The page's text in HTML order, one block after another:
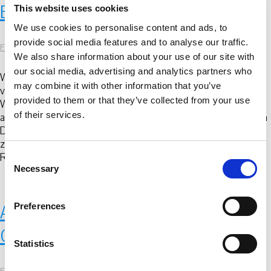
This website uses cookies
We use cookies to personalise content and ads, to
provide social media features and to analyse our traffic.
We also share information about your use of our site with
our social media, advertising and analytics partners who
may combine it with other information that you’ve
provided to them or that they’ve collected from your use
of their services.
C
e
n
t
Necessary
Preferences
Statistics
Ein Text von Nicolò Stabile
FKV |17. Oktober 2024
WAS IST DER CRETTO? Der Grande Cretto di Gibellina
von Alberto Burri ist eines der größten Kunstwerke der
Welt und misst 270 x 310 Meter. Wie ein Leichentuch
aus weißem Beton bedeckt es die Trümmer des kleinen
Dorfes, das durch das Erdbeben vom 15. Januar 1968
zerstört worden ist. Im Zentrum Westsiziliens, in einer
Region
Associazione Gibellina Parco
Culturale